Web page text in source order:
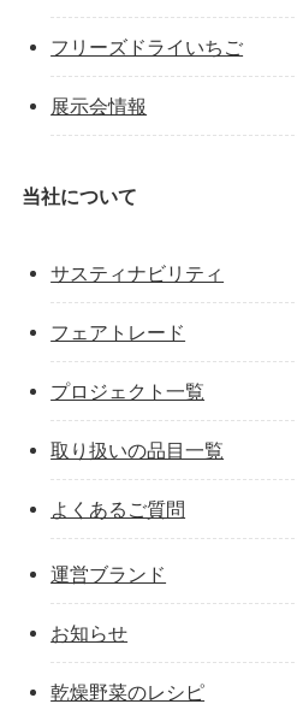
フリーズドライいちご
展示会情報
当社について
サスティナビリティ
フェアトレード
プロジェクト一覧
取り扱いの品目一覧
よくあるご質問
運営ブランド
お知らせ
乾燥野菜のレシピ